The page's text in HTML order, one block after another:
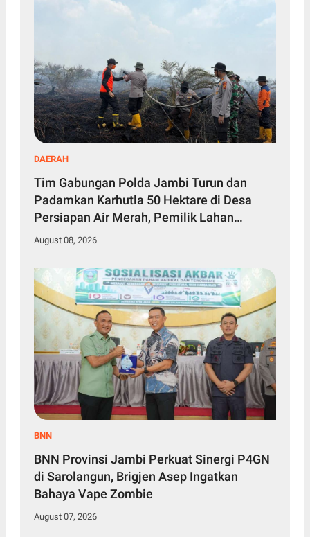
DAERAH
Tim Gabungan Polda Jambi Turun dan
Padamkan Karhutla 50 Hektare di Desa
Persiapan Air Merah, Pemilik Lahan
Diselidiki
August 08, 2026
BNN
BNN Provinsi Jambi Perkuat Sinergi P4GN
di Sarolangun, Brigjen Asep Ingatkan
Bahaya Vape Zombie
August 07, 2026